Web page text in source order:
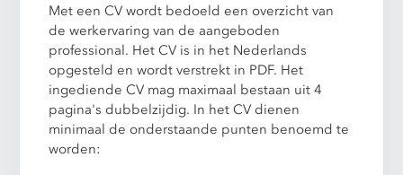
Met een CV wordt bedoeld een overzicht van
de werkervaring van de aangeboden
professional. Het CV is in het Nederlands
opgesteld en wordt verstrekt in PDF. Het
ingediende CV mag maximaal bestaan uit 4
pagina's dubbelzijdig. In het CV dienen
minimaal de onderstaande punten benoemd te
worden: